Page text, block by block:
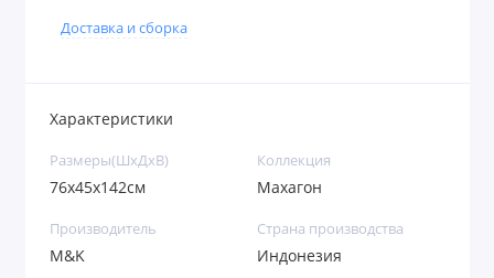
Доставка и сборка
Характеристики
Размеры(ШхДхВ)
76х45х142см
Коллекция
Махагон
Производитель
M&K
Страна производства
Индонезия